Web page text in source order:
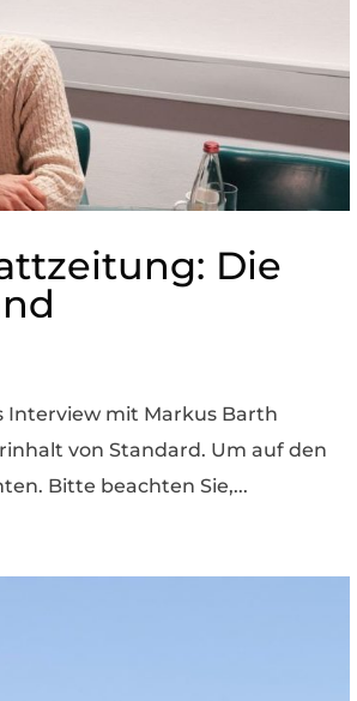
Die
Interview mit Markus Barth
von Standard. Um auf den
Bitte beachten Sie,...